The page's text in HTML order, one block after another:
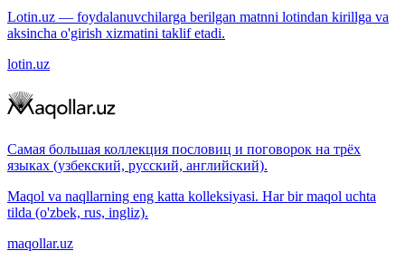
Lotin.uz — foydalanuvchilarga berilgan matnni lotindan kirillga va
aksincha o'girish xizmatini taklif etadi.
lotin.uz
Самая большая коллекция пословиц и поговорок на трёх
языках (узбекский, русский, английский).
Maqol va naqllarning eng katta kolleksiyasi. Har bir maqol uchta
tilda (o'zbek, rus, ingliz).
maqollar.uz